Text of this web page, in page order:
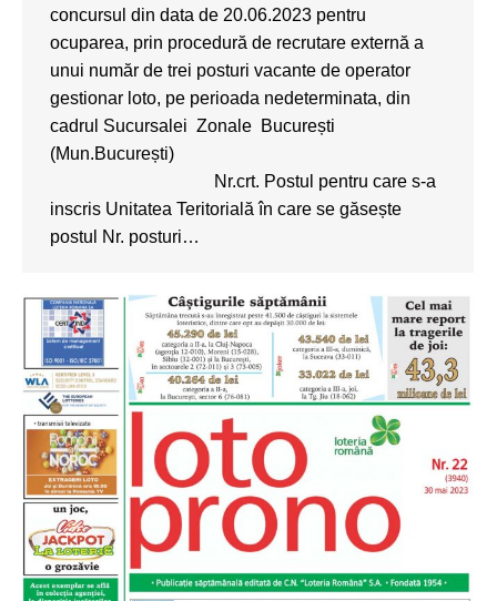
concursul din data de 20.06.2023 pentru
ocuparea, prin procedură de recrutare externă a
unui număr de trei posturi vacante de operator
gestionar loto, pe perioada nedeterminata, din
cadrul Sucursalei Zonale București
(Mun.București)
Nr.crt. Postul pentru care s-a
inscris Unitatea Teritorială în care se găsește
postul Nr. posturi…